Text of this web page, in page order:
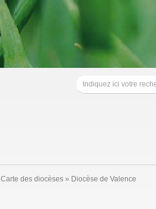
Carte des diocèses » Diocèse de Valence